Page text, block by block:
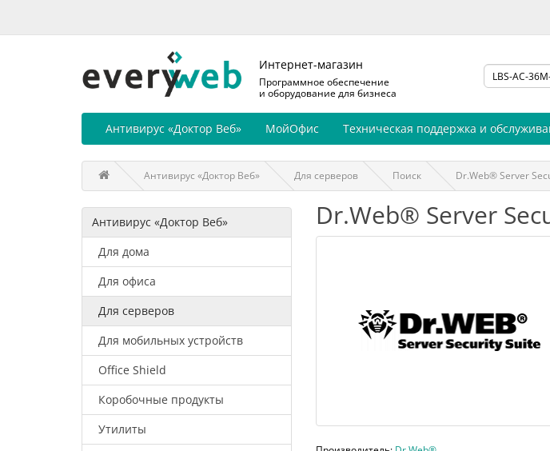
Интернет-магазин
Программное обеспечение
и оборудование для бизнеса
Антивирус «Доктор Веб» МойОфис Техническая поддержка и
Антивирус «Доктор Веб» Для серверов Поиск Dr.Web® Server
Антивирус «Доктор Веб»
Для дома
Для офиса
Для серверов
Для мобильных устройств
Office Shield
Коробочные продукты
Утилиты
Dr.Web® Server